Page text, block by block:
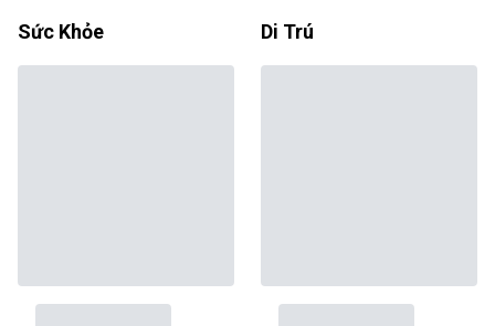
Sức Khỏe Di Trú